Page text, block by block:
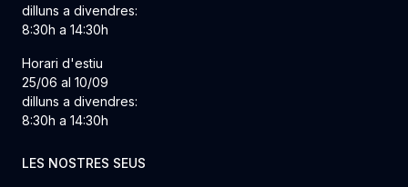
dilluns a divendres:
8:30h a 14:30h
Horari d'estiu
25/06 al 10/09
dilluns a divendres:
8:30h a 14:30h
LES NOSTRES SEUS